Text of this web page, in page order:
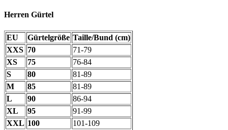
Herren Gürtel
EU Gürtelgröße Taille/Bund (cm)
XXS 70
71-79
XS
75
76-84
S
80
81-89
M
85
81-89
L
90
86-94
XL
95
91-99
XXL 100
101-109